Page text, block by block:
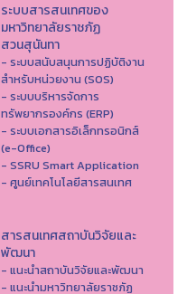
ระบบสารสนเทศของ
มหาวิทยาลัยราชภัฏ
สวนสุนันทา
- ระบบสนับสนุนการปฏิบัติงาน
สำหรับหน่วยงาน (SOS)
- ระบบบริหารจัดการ
ทรัพยากรองค์กร (ERP)
- ระบบเอกสารอิเล็กทรอนิกส์
(e-Office)
- SSRU Smart Application
- ศูนย์เทคโนโลยีสารสนเทศ
สารสนเทศสถาบันวิจัยและ
พัฒนา
- แนะนำสถาบันวิจัยและพัฒนา
- แนะนำมหาวิทยาลัยราชภัฏ